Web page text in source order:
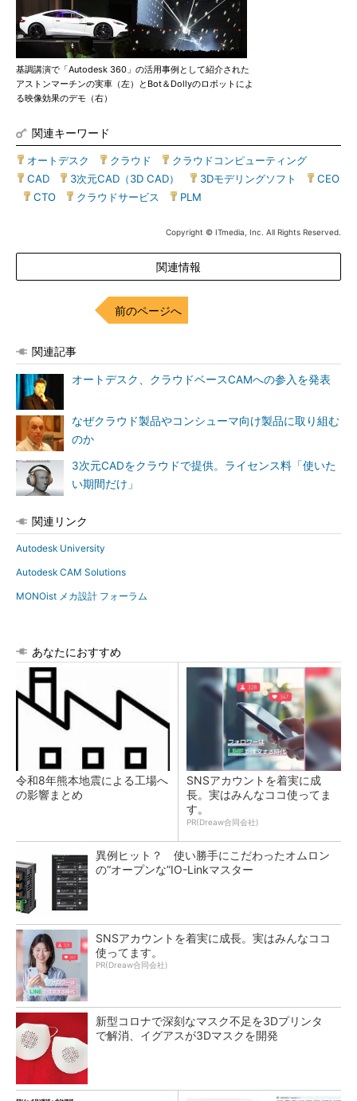
基調講演で「Autodesk 360」の活用事例として紹介された
アストンマーチンの実車（左）とBot＆Dollyのロボットによ
る映像効果のデモ（右）
関連キーワード
オートデスク クラウド クラウドコンピューティング
CAD
3次元CAD（3D CAD） 3Dモデリングソフト
CEO
CTO クラウドサービス PLM
Copyright © ITmedia, Inc. All Rights Reserved.
関連情報
前のページへ
関連記事
オートデスク、クラウドベースCAMへの参入を発表
なぜクラウド製品やコンシューマ向け製品に取り組む
のか
3次元CADをクラウドで提供。ライセンス料「使いた
い期間だけ」
関連リンク
Autodesk University
Autodesk CAM Solutions
MONOist メカ設計 フォーラム
あなたにおすすめ
令和8年熊本地震による工場へ
の影響まとめ
SNSアカウントを着実に成
長。実はみんなココ使ってま
す。
PR(Dreaw合同会社)
異例ヒット？ 使い勝手にこだわったオムロン
の“オープンな”IO-Linkマスター
SNSアカウントを着実に成長。実はみんなココ
使ってます。
PR(Dreaw合同会社)
新型コロナで深刻なマスク不足を3Dプリンタ
で解消、イグアスが3Dマスクを開発